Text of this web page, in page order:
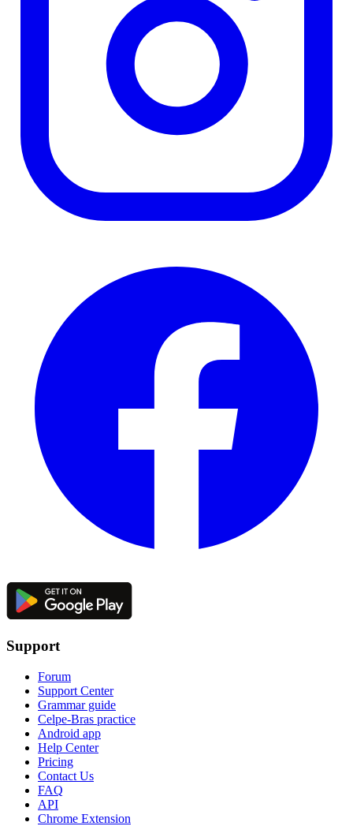
Support
Forum
Support Center
Grammar guide
Celpe-Bras practice
Android app
Help Center
Pricing
Contact Us
FAQ
API
Chrome Extension